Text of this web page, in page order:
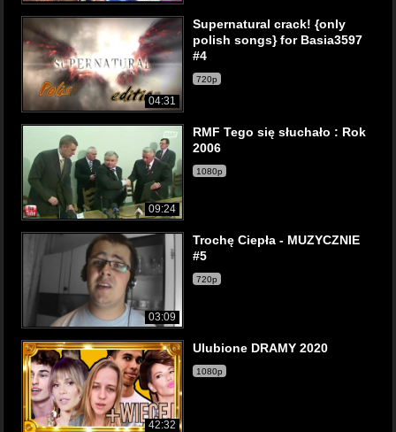
04:31
Supernatural crack! {only
polish songs} for Basia3597
#4
720p
09:24
RMF Tego się słuchało : Rok
2006
1080p
03:09
Trochę Ciepła - MUZYCZNIE
#5
720p
42:32
Ulubione DRAMY 2020
1080p